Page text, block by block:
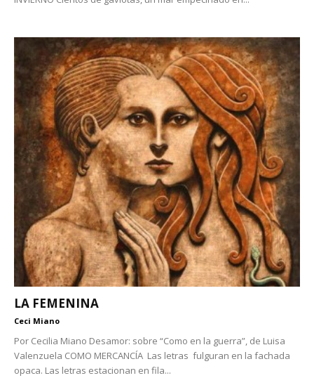
LA FEMENINA
Ceci Miano
Por Cecilia Miano Desamor: sobre “Como en la guerra”, de Luisa
Valenzuela COMO MERCANCÍA Las letras fulguran en la fachada
opaca. Las letras estacionan en fila...